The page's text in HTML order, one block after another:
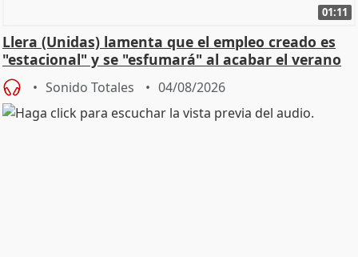
01:11
Llera (Unidas) lamenta que el empleo creado es
"estacional" y se "esfumará" al acabar el verano
Sonido Totales 04/08/2026